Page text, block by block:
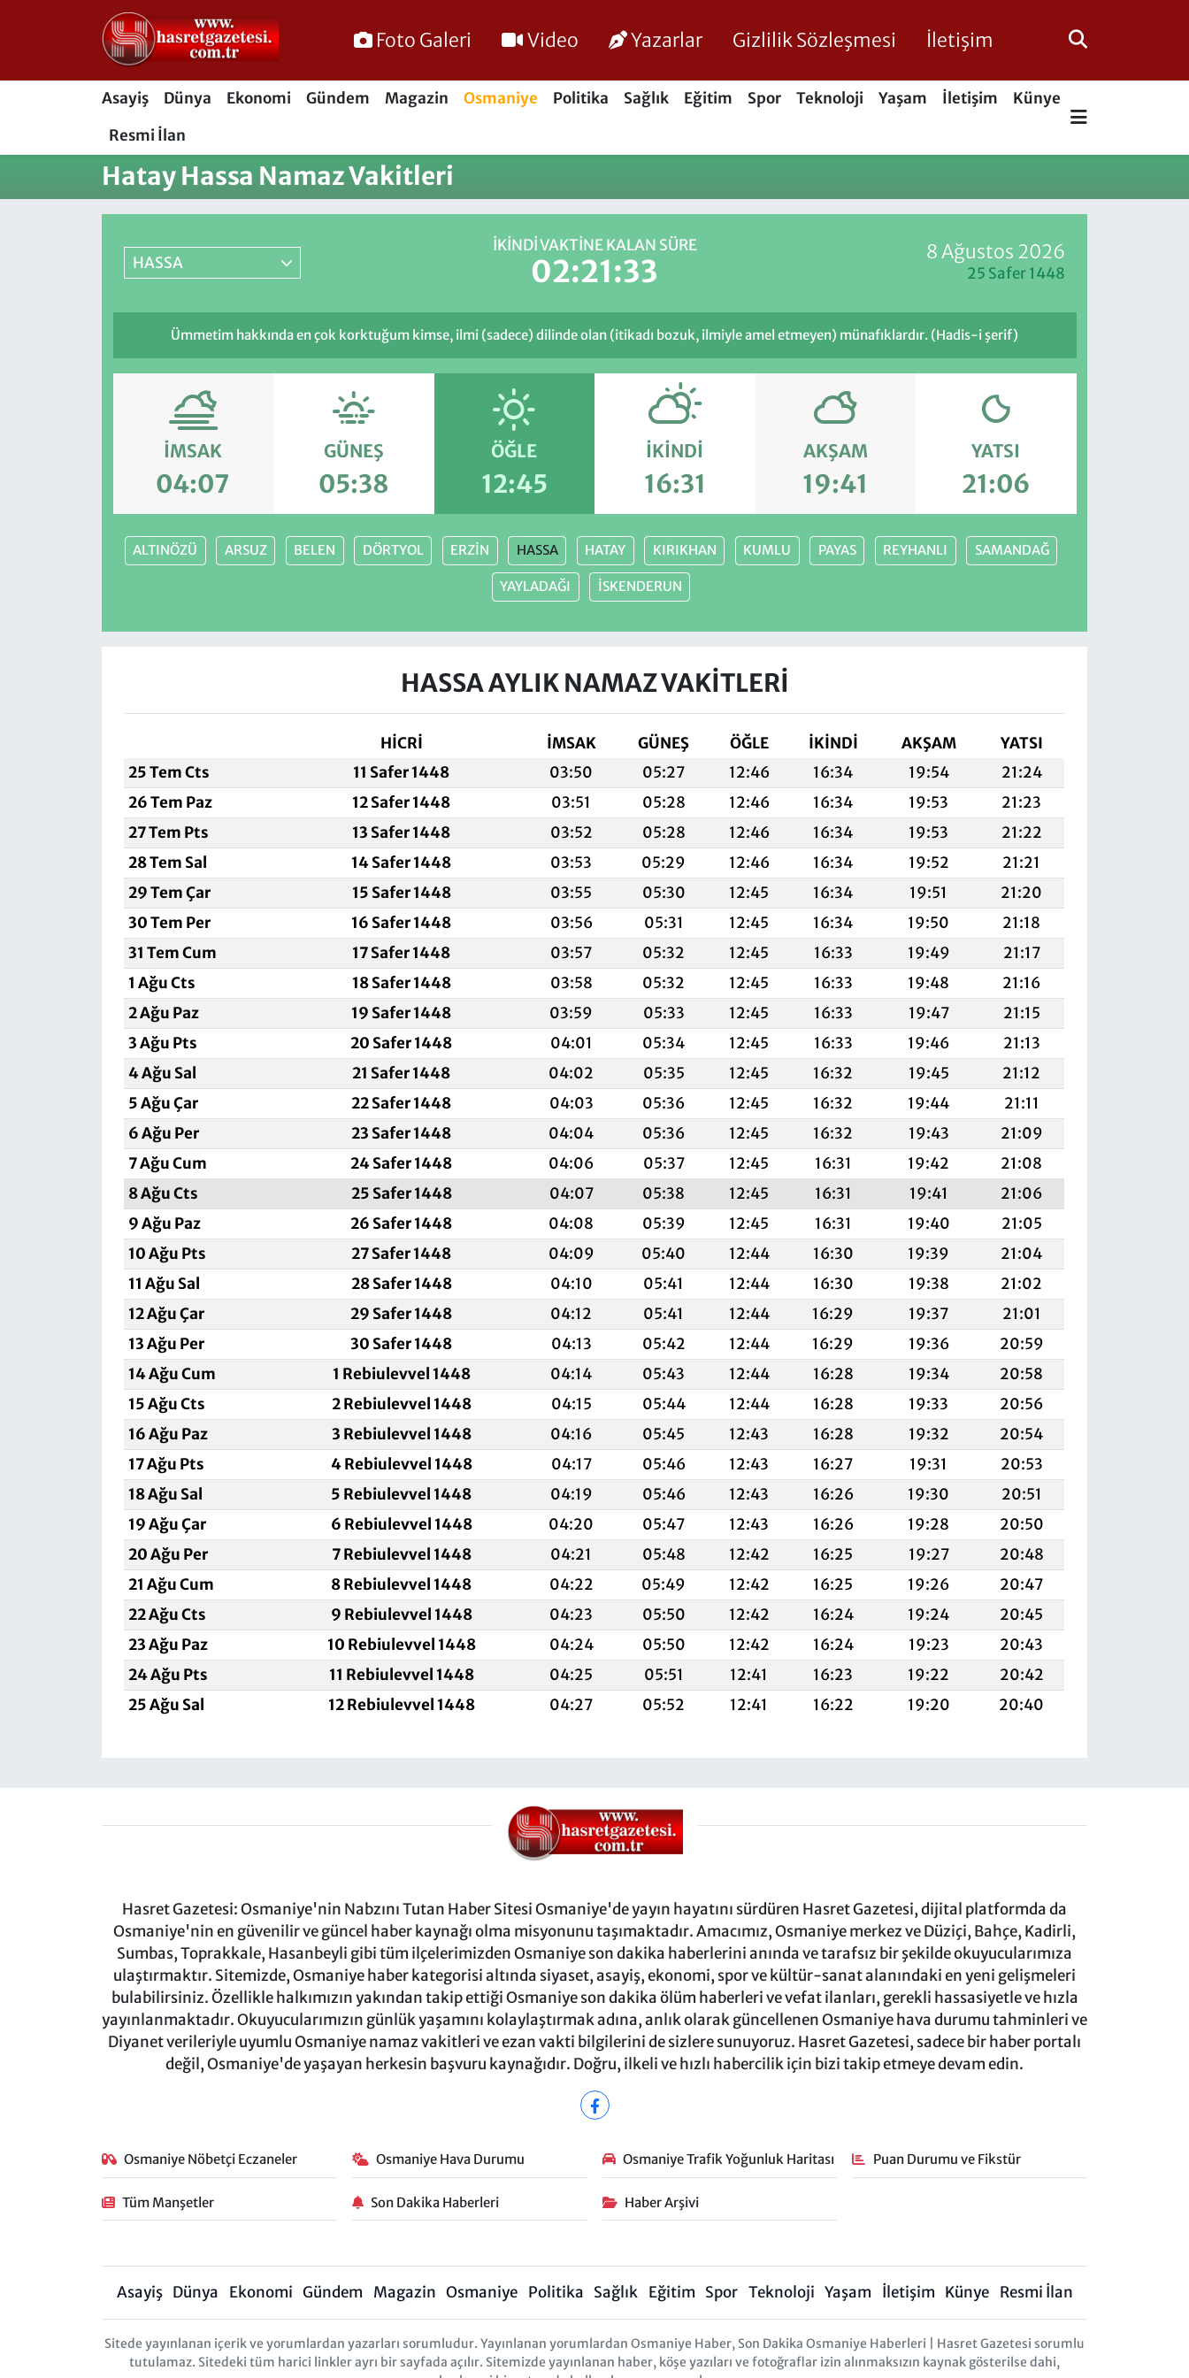
Foto Galeri Video Yazarlar Gizlilik Sözleşmesi İletişim
Asayiş Dünya Ekonomi Gündem Magazin Osmaniye Politika Sağlık Eğitim Spor Teknoloji Yaşam İletişim
Künye
Resmi İlan
Hatay Hassa Namaz Vakitleri
HASSA
İKINDI VAKTINE KALAN SÜRE
02:21:33
8 Ağustos 2026
25 Safer 1448
Ümmetim hakkında en çok korktuğum kimse, ilmi (sadece) dilinde olan (itikadı bozuk, ilmiyle amel etmeyen) münafıklardır. (Hadis-i şerif)
İMSAK
04:07
GÜNEŞ
05:38
ÖĞLE
12:45
İKINDI
16:31
AKŞAM
19:41
YATSI
21:06
ALTINÖZÜ ARSUZ BELEN DÖRTYOL ERZİN HASSA HATAY KIRIKHAN KUMLU PAYAS REYHANLI SAMANDAĞ
YAYLADAĞI İSKENDERUN
HASSA AYLIK NAMAZ VAKITLERI
HİCRİ İMSAK GÜNEŞ ÖĞLE İKINDI AKŞAM
YATSI
25 Tem Cts
11 Safer 1448 03:50 05:27 12:46 16:34 19:54
21:24
26 Tem Paz
12 Safer 1448 03:51 05:28 12:46 16:34 19:53
21:23
27 Tem Pts
13 Safer 1448 03:52 05:28 12:46 16:34 19:53
21:22
28 Tem Sal
14 Safer 1448 03:53 05:29 12:46 16:34 19:52
21:21
29 Tem Çar
15 Safer 1448 03:55 05:30 12:45 16:34 19:51
21:20
30 Tem Per
16 Safer 1448 03:56 05:31 12:45 16:34 19:50
21:18
31 Tem Cum
17 Safer 1448 03:57 05:32 12:45 16:33 19:49
21:17
1 Ağu Cts
18 Safer 1448 03:58 05:32 12:45 16:33 19:48
21:16
2 Ağu Paz
19 Safer 1448 03:59 05:33 12:45 16:33 19:47
21:15
3 Ağu Pts
20 Safer 1448 04:01 05:34 12:45 16:33 19:46
21:13
4 Ağu Sal
21 Safer 1448 04:02 05:35 12:45 16:32 19:45
21:12
5 Ağu Çar
22 Safer 1448 04:03 05:36 12:45 16:32 19:44
21:11
6 Ağu Per
23 Safer 1448 04:04 05:36 12:45 16:32 19:43
21:09
7 Ağu Cum
24 Safer 1448 04:06 05:37 12:45 16:31 19:42
21:08
8 Ağu Cts
25 Safer 1448 04:07 05:38 12:45 16:31 19:41
21:06
9 Ağu Paz
26 Safer 1448 04:08 05:39 12:45 16:31 19:40
21:05
10 Ağu Pts
27 Safer 1448 04:09 05:40 12:44 16:30 19:39
21:04
11 Ağu Sal
28 Safer 1448 04:10 05:41 12:44 16:30 19:38
21:02
12 Ağu Çar
29 Safer 1448 04:12 05:41 12:44 16:29 19:37
21:01
13 Ağu Per
30 Safer 1448 04:13 05:42 12:44 16:29 19:36
20:59
14 Ağu Cum
1 Rebiulevvel 1448 04:14 05:43 12:44 16:28 19:34
20:58
15 Ağu Cts
2 Rebiulevvel 1448 04:15 05:44 12:44 16:28 19:33
20:56
16 Ağu Paz
3 Rebiulevvel 1448 04:16 05:45 12:43 16:28 19:32
20:54
17 Ağu Pts
4 Rebiulevvel 1448 04:17 05:46 12:43 16:27 19:31
20:53
18 Ağu Sal
5 Rebiulevvel 1448 04:19 05:46 12:43 16:26 19:30
20:51
19 Ağu Çar
6 Rebiulevvel 1448 04:20 05:47 12:43 16:26 19:28
20:50
20 Ağu Per
7 Rebiulevvel 1448 04:21 05:48 12:42 16:25 19:27
20:48
21 Ağu Cum
8 Rebiulevvel 1448 04:22 05:49 12:42 16:25 19:26
20:47
22 Ağu Cts
9 Rebiulevvel 1448 04:23 05:50 12:42 16:24 19:24
20:45
23 Ağu Paz
10 Rebiulevvel 1448 04:24 05:50 12:42 16:24 19:23
20:43
24 Ağu Pts
11 Rebiulevvel 1448 04:25 05:51 12:41 16:23 19:22
20:42
25 Ağu Sal
12 Rebiulevvel 1448 04:27 05:52 12:41 16:22 19:20 20:40
Hasret Gazetesi: Osmaniye'nin Nabzını Tutan Haber Sitesi Osmaniye'de yayın hayatını sürdüren Hasret Gazetesi, dijital platformda da
Osmaniye'nin en güvenilir ve güncel haber kaynağı olma misyonunu taşımaktadır. Amacımız, Osmaniye merkez ve Düziçi, Bahçe, Kadirli,
Sumbas, Toprakkale, Hasanbeyli gibi tüm ilçelerimizden Osmaniye son dakika haberlerini anında ve tarafsız bir şekilde okuyucularımıza
ulaştırmaktır. Sitemizde, Osmaniye haber kategorisi altında siyaset, asayiş, ekonomi, spor ve kültür-sanat alanındaki en yeni gelişmeleri
bulabilirsiniz. Özellikle halkımızın yakından takip ettiği Osmaniye son dakika ölüm haberleri ve vefat ilanları, gerekli hassasiyetle ve hızla
yayınlanmaktadır. Okuyucularımızın günlük yaşamını kolaylaştırmak adına, anlık olarak güncellenen Osmaniye hava durumu tahminleri ve
Diyanet verileriyle uyumlu Osmaniye namaz vakitleri ve ezan vakti bilgilerini de sizlere sunuyoruz. Hasret Gazetesi, sadece bir haber portalı
değil, Osmaniye'de yaşayan herkesin başvuru kaynağıdır. Doğru, ilkeli ve hızlı habercilik için bizi takip etmeye devam edin.
Osmaniye Nöbetçi Eczaneler Osmaniye Hava Durumu Osmaniye Trafik Yoğunluk Haritası Puan Durumu ve Fikstür
Tüm Manşetler Son Dakika Haberleri Haber Arşivi
Asayiş Dünya Ekonomi Gündem Magazin Osmaniye Politika Sağlık Eğitim Spor Teknoloji Yaşam İletişim Künye Resmi İlan
Sitede yayınlanan içerik ve yorumlardan yazarları sorumludur. Yayınlanan yorumlardan Osmaniye Haber, Son Dakika Osmaniye Haberleri | Hasret Gazetesi sorumlu
tutulamaz. Sitedeki tüm harici linkler ayrı bir sayfada açılır. Sitemizde yayınlanan haber, köşe yazıları ve fotoğraflar izin alınmaksızın kaynak gösterilse dahi,
Osmaniye Nöbetçi Eczaneler
Osmaniye Hava Durumu
Osmaniye Trafik Yoğunluk Haritası
Süper Lig Puan Durumu ve Fikstür
Tüm Manşetler